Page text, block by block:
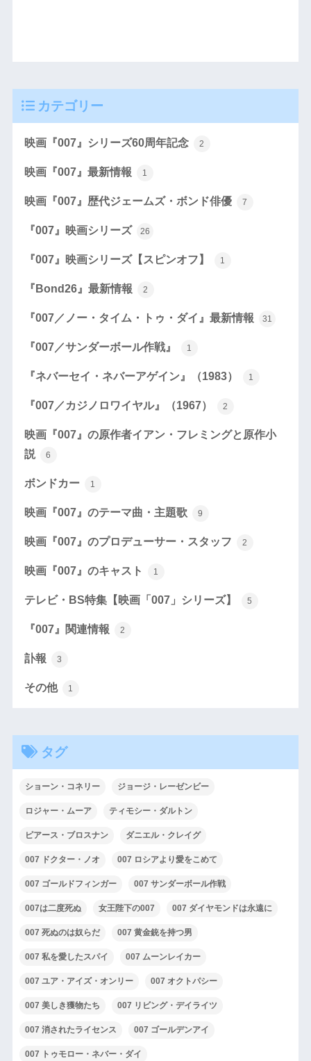
カテゴリー
映画『007』シリーズ60周年記念 2
映画『007』最新情報 1
映画『007』歴代ジェームズ・ボンド俳優 7
『007』映画シリーズ 26
『007』映画シリーズ【スピンオフ】 1
『Bond26』最新情報 2
『007／ノー・タイム・トゥ・ダイ』最新情報 31
『007／サンダーボール作戦』 1
『ネバーセイ・ネバーアゲイン』（1983） 1
『007／カジノロワイヤル』（1967） 2
映画『007』の原作者イアン・フレミングと原作小
説
6
ボンドカー 1
映画『007』のテーマ曲・主題歌 9
映画『007』のプロデューサー・スタッフ 2
映画『007』のキャスト 1
テレビ・BS特集【映画「007」シリーズ】 5
『007』関連情報 2
訃報 3
その他 1
タグ
ショーン・コネリー ジョージ・レーゼンビー
ロジャー・ムーア ティモシー・ダルトン
ピアース・ブロスナン ダニエル・クレイグ
007 ドクター・ノオ 007 ロシアより愛をこめて
007 ゴールドフィンガー 007 サンダーボール作戦
007は二度死ぬ 女王陛下の007 007 ダイヤモンドは永遠に
007 死ぬのは奴らだ 007 黄金銃を持つ男
007 私を愛したスパイ 007 ムーンレイカー
007 ユア・アイズ・オンリー 007 オクトパシー
007 美しき獲物たち 007 リビング・デイライツ
007 消されたライセンス 007 ゴールデンアイ
007 トゥモロー・ネバー・ダイ